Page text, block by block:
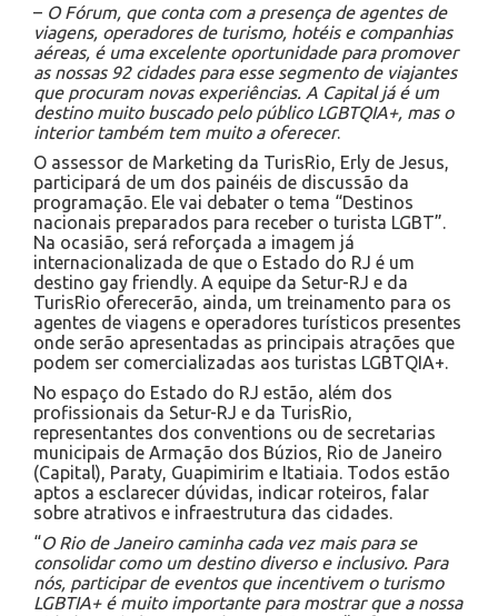
– O Fórum, que conta com a presença de agentes de
viagens, operadores de turismo, hotéis e companhias
aéreas, é uma excelente oportunidade para promover
as nossas 92 cidades para esse segmento de viajantes
que procuram novas experiências. A Capital já é um
destino muito buscado pelo público LGBTQIA+, mas o
interior também tem muito a oferecer.
O assessor de Marketing da TurisRio, Erly de Jesus,
participará de um dos painéis de discussão da
programação. Ele vai debater o tema “Destinos
nacionais preparados para receber o turista LGBT”.
Na ocasião, será reforçada a imagem já
internacionalizada de que o Estado do RJ é um
destino gay friendly. A equipe da Setur-RJ e da
TurisRio oferecerão, ainda, um treinamento para os
agentes de viagens e operadores turísticos presentes
onde serão apresentadas as principais atrações que
podem ser comercializadas aos turistas LGBTQIA+.
No espaço do Estado do RJ estão, além dos
profissionais da Setur-RJ e da TurisRio,
representantes dos conventions ou de secretarias
municipais de Armação dos Búzios, Rio de Janeiro
(Capital), Paraty, Guapimirim e Itatiaia. Todos estão
aptos a esclarecer dúvidas, indicar roteiros, falar
sobre atrativos e infraestrutura das cidades.
“O Rio de Janeiro caminha cada vez mais para se
consolidar como um destino diverso e inclusivo. Para
nós, participar de eventos que incentivem o turismo
LGBTIA+ é muito importante para mostrar que a nossa